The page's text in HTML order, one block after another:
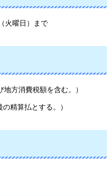
火曜日）まで
地方消費税額を含む。）
精算払とする。）